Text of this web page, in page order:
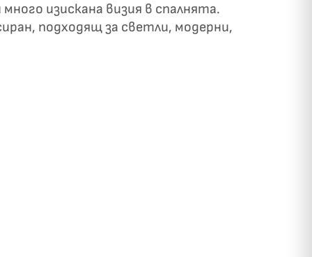
изискана визия в спалнята.
подходящ за светли, модерни,